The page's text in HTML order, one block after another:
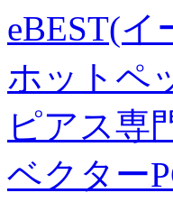
eBEST(イ
ホットペ
ピアス専
ベクター